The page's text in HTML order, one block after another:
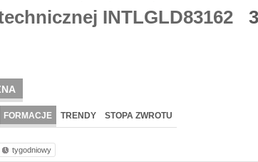
INTLGLD83162
FORMACJE TRENDY STOPA ZWROTU
tygodniowy